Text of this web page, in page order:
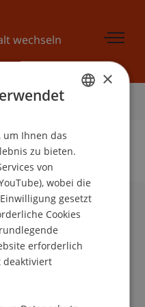
wechseln
gefunden
×
um Ihnen das
zu bieten.
von
wobei die
gesetzt
Cookies
erforderlich
deaktiviert